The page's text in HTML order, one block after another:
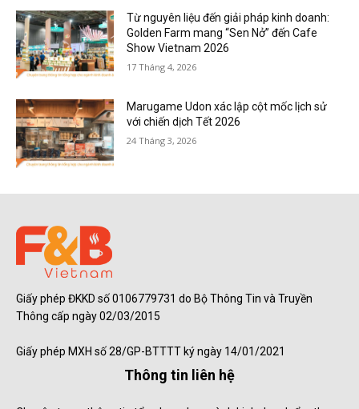
Từ nguyên liệu đến giải pháp kinh doanh:
Golden Farm mang “Sen Nở” đến Cafe
Show Vietnam 2026
17 Tháng 4, 2026
Marugame Udon xác lập cột mốc lịch sử
với chiến dịch Tết 2026
24 Tháng 3, 2026
Giấy phép ĐKKD số 0106779731 do Bộ Thông Tin và Truyền
Thông cấp ngày 02/03/2015
Giấy phép MXH số 28/GP-BTTTT ký ngày 14/01/2021
Thông tin liên hệ